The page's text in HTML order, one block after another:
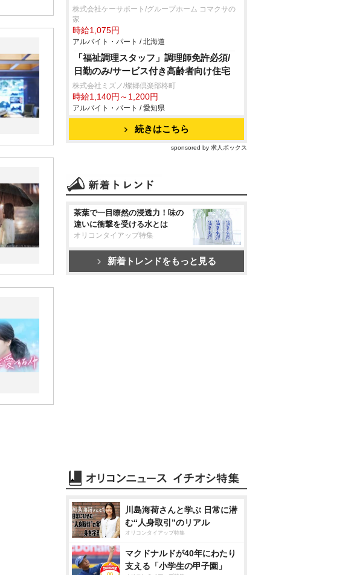
株式会社ケーサポート/グループホーム コマクサの
家
時給1,075円
アルバイト・パート / 北海道
「福祉調理スタッフ」調理師免許必須/
日勤のみ/サービス付き高齢者向け住宅
株式会社ミズノ/燦郷倶楽部柊町
時給1,140円～1,200円
アルバイト・パート / 愛知県
続きはこちら
sponsored by 求人ボックス
茶葉で一目瞭然の浸透力！味の
違いに衝撃を受ける水とは
オリコンタイアップ特集
新着トレンドをもっと見る
川島海荷さんと学ぶ 日常に潜
む“人身取引”のリアル
オリコンタイアップ特集
マクドナルドが40年にわたり
支える「小学生の甲子園」